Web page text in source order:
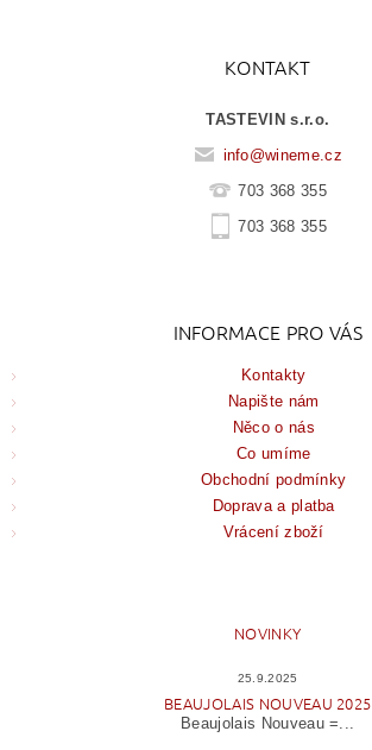
KONTAKT
TASTEVIN s.r.o.
info@wineme.cz
703 368 355
703 368 355
INFORMACE PRO VÁS
Kontakty
Napište nám
Něco o nás
Co umíme
Obchodní podmínky
Doprava a platba
Vrácení zboží
NOVINKY
25.9.2025
BEAUJOLAIS NOUVEAU 2025
Beaujolais Nouveau =...